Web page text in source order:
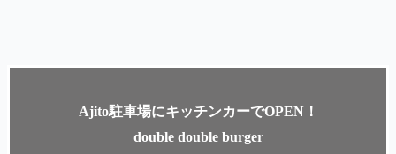
Ajito駐車場にキッチンカーでOPEN！
double double burger